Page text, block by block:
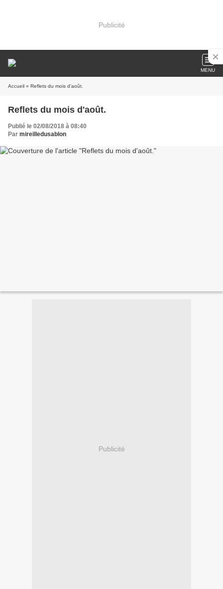
Publicité
MENU
Accueil » Reflets du mois d'août.
Reflets du mois d'août.
Publié le 02/08/2018 à 08:40
Par mireilledusablon
Publicité